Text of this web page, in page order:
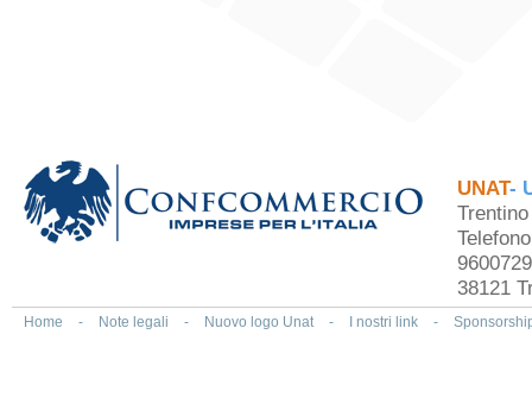
UNAT-
38121
Home - Note legali - Nuovo logo Unat - I nostri link -